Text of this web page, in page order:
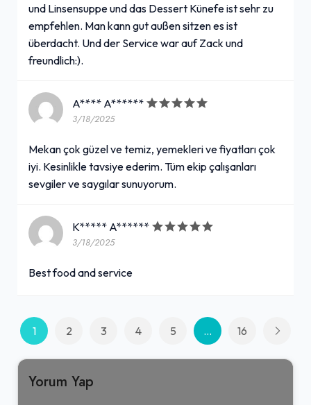
und Linsensuppe und das Dessert Künefe ist sehr zu
empfehlen. Man kann gut außen sitzen es ist
überdacht. Und der Service war auf Zack und
freundlich:).
A**** A******
3/18/2025
Mekan çok güzel ve temiz, yemekleri ve fiyatları çok
iyi. Kesinlikle tavsiye ederim. Tüm ekip çalışanları
sevgiler ve saygılar sunuyorum.
K***** A******
3/18/2025
Best food and service
1 2 3 4 5 ... 16
Yorum Yap